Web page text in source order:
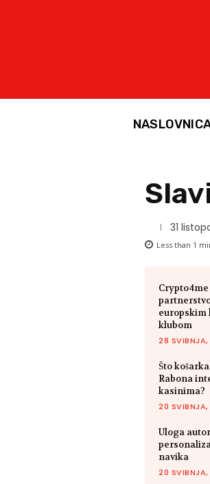
31
Less than 1
europskim
klubom
28
Što
Rabona
kasinima?
20
Uloga
navika
20